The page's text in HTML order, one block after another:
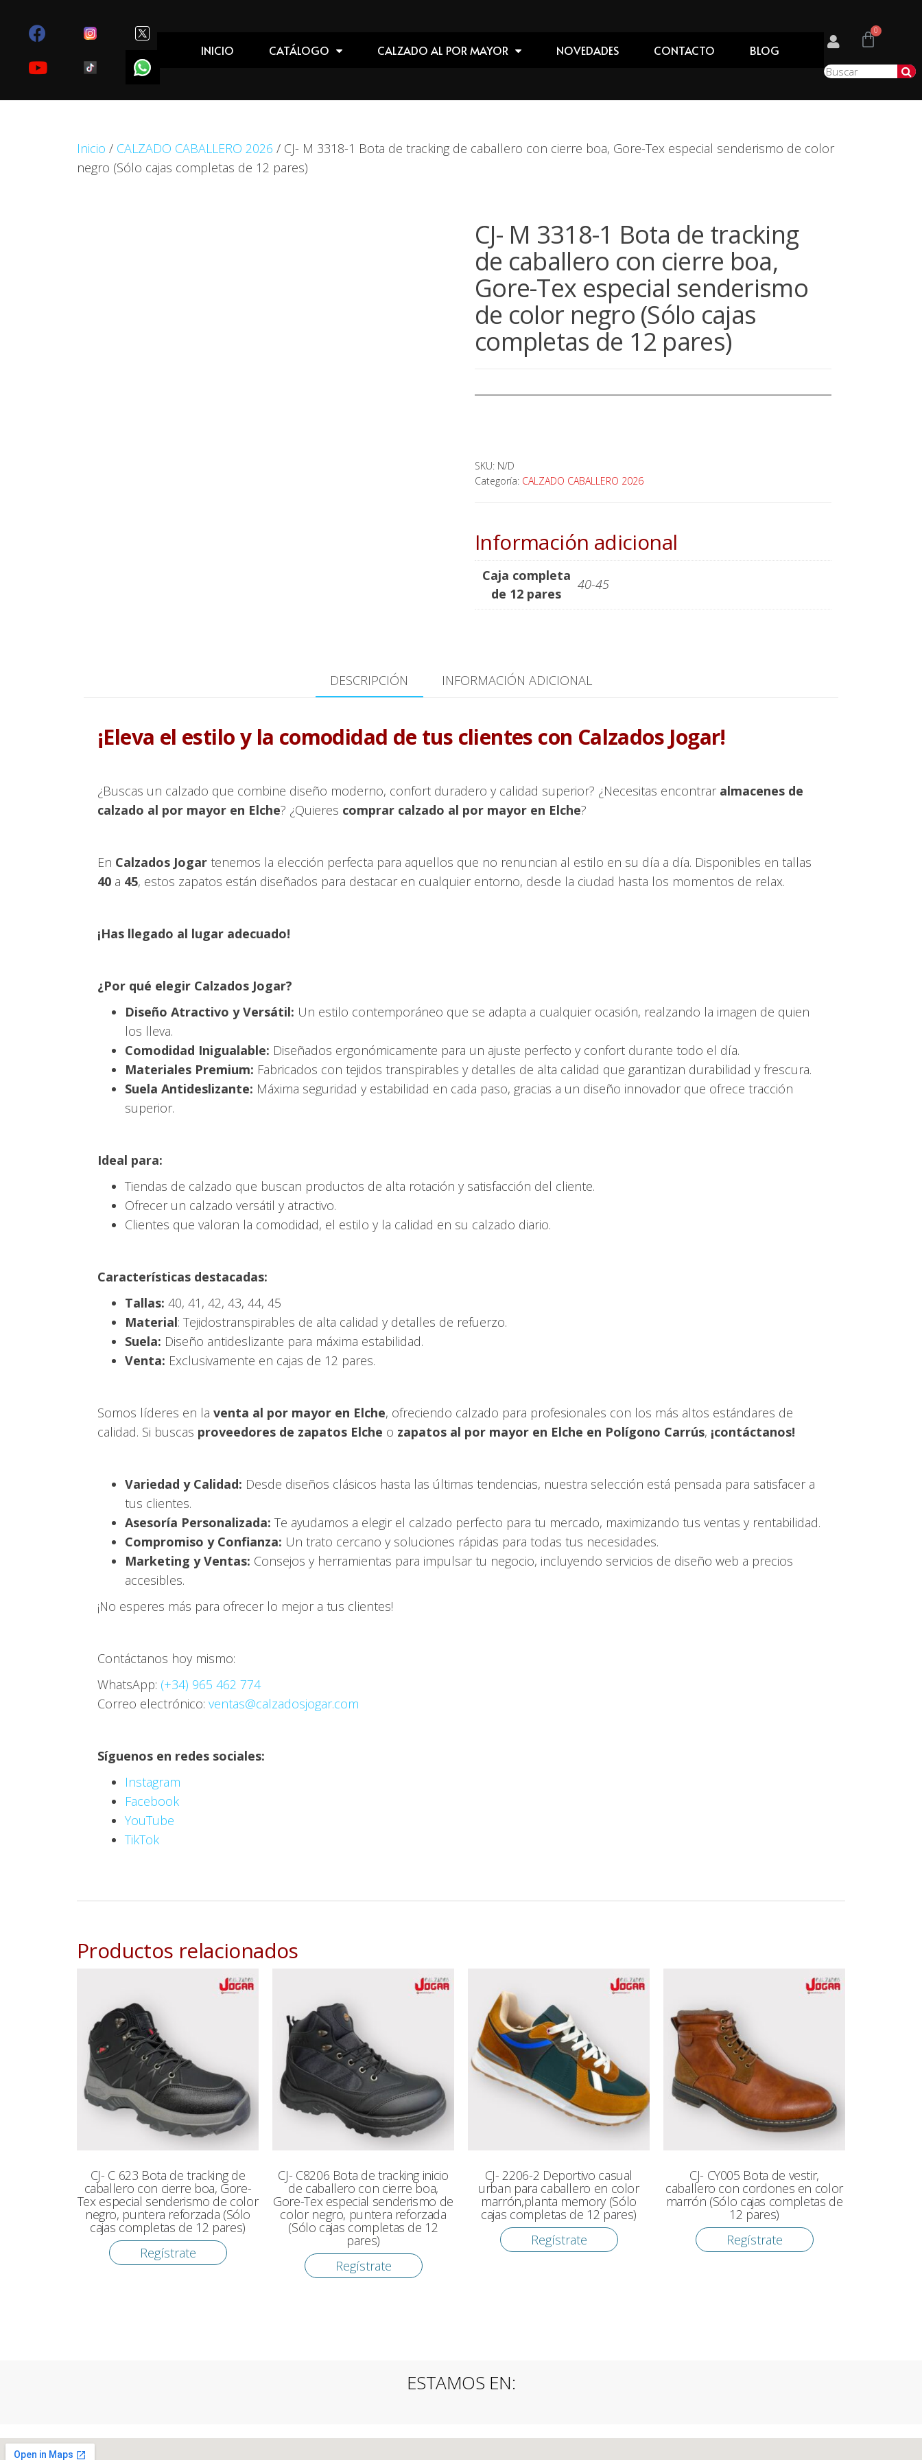
INICIO CATÁLOGO CALZADO AL POR MAYOR NOVEDADES CONTACTO BLOG
Inicio / CALZADO CABALLERO 2026 / CJ- M 3318-1 Bota de tracking de caballero con cierre boa, Gore-Tex especial senderismo de color
negro (Sólo cajas completas de 12 pares)
CJ- M 3318-1 Bota de tracking
de caballero con cierre boa,
Gore-Tex especial senderismo
de color negro (Sólo cajas
completas de 12 pares)
SKU: N/D
Categoría: CALZADO CABALLERO 2026
Información adicional
Caja completa
de 12 pares
40-45
DESCRIPCIÓN INFORMACIÓN ADICIONAL
¡Eleva el estilo y la comodidad de tus clientes con Calzados Jogar!
¿Buscas un calzado que combine diseño moderno, confort duradero y calidad superior? ¿Necesitas encontrar almacenes de
calzado al por mayor en Elche? ¿Quieres comprar calzado al por mayor en Elche?
En Calzados Jogar tenemos la elección perfecta para aquellos que no renuncian al estilo en su día a día. Disponibles en tallas
40 a 45, estos zapatos están diseñados para destacar en cualquier entorno, desde la ciudad hasta los momentos de relax.
¡Has llegado al lugar adecuado!
¿Por qué elegir Calzados Jogar?
Diseño Atractivo y Versátil: Un estilo contemporáneo que se adapta a cualquier ocasión, realzando la imagen de quien
los lleva.
Comodidad Inigualable: Diseñados ergonómicamente para un ajuste perfecto y confort durante todo el día.
Materiales Premium: Fabricados con tejidos transpirables y detalles de alta calidad que garantizan durabilidad y frescura.
Suela Antideslizante: Máxima seguridad y estabilidad en cada paso, gracias a un diseño innovador que ofrece tracción
superior.
Ideal para:
Tiendas de calzado que buscan productos de alta rotación y satisfacción del cliente.
Ofrecer un calzado versátil y atractivo.
Clientes que valoran la comodidad, el estilo y la calidad en su calzado diario.
Características destacadas:
Tallas: 40, 41, 42, 43, 44, 45
Material: Tejidostranspirables de alta calidad y detalles de refuerzo.
Suela: Diseño antideslizante para máxima estabilidad.
Venta: Exclusivamente en cajas de 12 pares.
Somos líderes en la venta al por mayor en Elche, ofreciendo calzado para profesionales con los más altos estándares de
calidad. Si buscas proveedores de zapatos Elche o zapatos al por mayor en Elche en Polígono Carrús, ¡contáctanos!
Variedad y Calidad: Desde diseños clásicos hasta las últimas tendencias, nuestra selección está pensada para satisfacer a
tus clientes.
Asesoría Personalizada: Te ayudamos a elegir el calzado perfecto para tu mercado, maximizando tus ventas y rentabilidad.
Compromiso y Confianza: Un trato cercano y soluciones rápidas para todas tus necesidades.
Marketing y Ventas: Consejos y herramientas para impulsar tu negocio, incluyendo servicios de diseño web a precios
accesibles.
¡No esperes más para ofrecer lo mejor a tus clientes!
Contáctanos hoy mismo:
WhatsApp: (+34) 965 462 774
Correo electrónico: ventas@calzadosjogar.com
Síguenos en redes sociales:
Instagram
Facebook
YouTube
TikTok
Productos relacionados
CJ- C 623 Bota de tracking de
caballero con cierre boa, Gore-
Tex especial senderismo de color
negro, puntera reforzada (Sólo
cajas completas de 12 pares)
Regístrate
CJ- C8206 Bota de tracking inicio
de caballero con cierre boa,
Gore-Tex especial senderismo de
color negro, puntera reforzada
(Sólo cajas completas de 12
pares)
Regístrate
CJ- 2206-2 Deportivo casual
urban para caballero en color
marrón,planta memory (Sólo
cajas completas de 12 pares)
Regístrate
CJ- CY005 Bota de vestir,
caballero con cordones en color
marrón (Sólo cajas completas de
12 pares)
Regístrate
ESTAMOS EN: